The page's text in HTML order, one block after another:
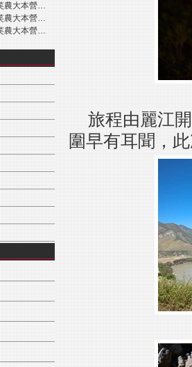
農大本營…
農大本營…
農大本營…
旅程由麗江
圍早有耳聞，